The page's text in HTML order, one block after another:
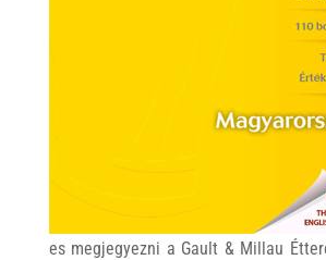
es megjegyezni a Gault & Millau